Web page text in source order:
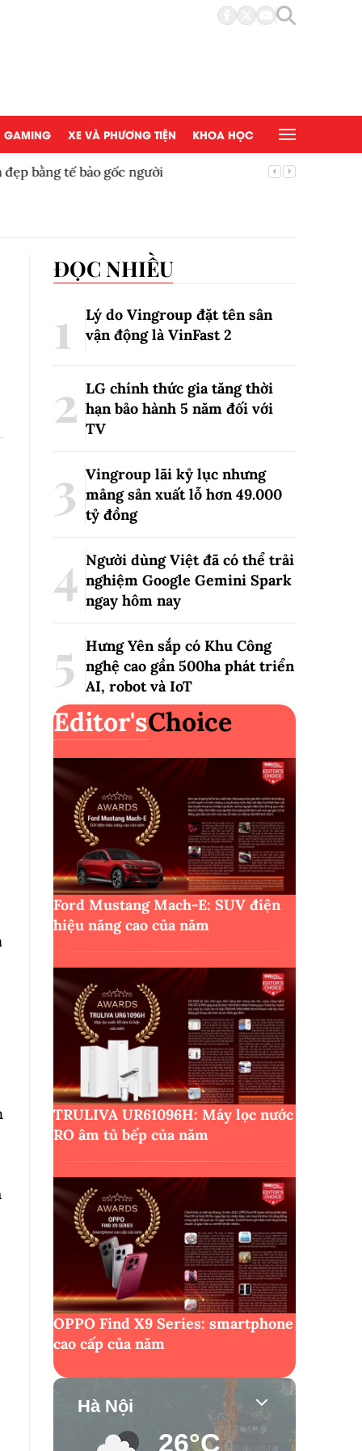
GAMING XE VÀ PHƯƠNG TIỆN KHOA HỌC
bằng tế bào gốc người
ĐỌC NHIỀU
Lý do Vingroup đặt tên sân
vận động là VinFast2
LG chính thức gia tăng thời
hạn bảo hành 5 năm đối với
TV
Vingroup lãi kỷ lục nhưng
mảng sản xuất lỗ hơn 49.000
tỷ đồng
Người dùng Việt đã có thể trải
nghiệm Google Gemini Spark
ngay hôm nay
Hưng Yên sắp có Khu Công
nghệ cao gần 500ha phát triển
AI, robot và IoT
Editor'sChoice
Ford Mustang Mach-E: SUV điện
hiệu năng cao của năm
TRULIVA UR61096H: Máy lọc nước
RO âm tủ bếp của năm
OPPO Find X9 Series: smartphone
cao cấp của năm
Hà Nội
26°C